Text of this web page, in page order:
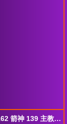
2026-08-08 打Hot Time | 紀錄Artale | 162 箭神 139 主教 149 拳霸 148 鏢賊 153 黑騎 146 聖騎 142 冰雷